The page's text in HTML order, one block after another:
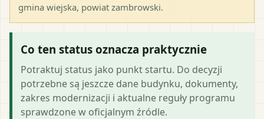
gmina wiejska, powiat zambrowski.
Co ten status oznacza praktycznie
Potraktuj status jako punkt startu. Do decyzji
potrzebne są jeszcze dane budynku, dokumenty,
zakres modernizacji i aktualne reguły programu
sprawdzone w oficjalnym źródle.